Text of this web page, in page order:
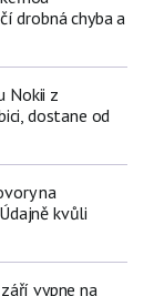
drobná chyba a
Nokii z
dostane od
na
kvůli
vypne na